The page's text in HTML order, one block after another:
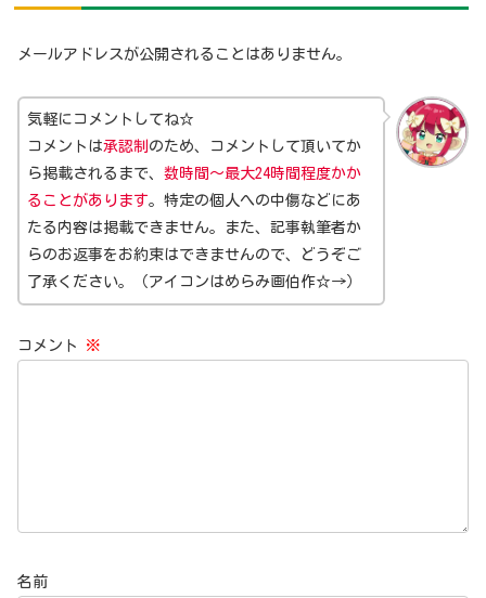
メールアドレスが公開されることはありません。
気軽にコメントしてね☆
コメントは承認制 のため、コメントして頂いてか
ら掲載されるまで、 数時間～最大24時間程度かか
ることがあります。特定の個人への中傷などにあ
たる内容は掲載できません。また、記事執筆者か
らのお返事をお約束はできませんので、どうぞご
了承ください。（アイコンはめらみ画伯作☆→）
コメント ※
名前